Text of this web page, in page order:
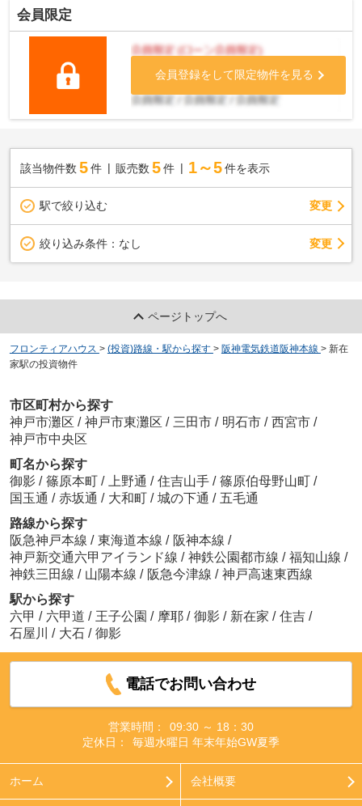
会員限定
会員登録をして限定物件を見る
該当物件数 5件 販売数 5 件 1～5 件を表示
駅で絞り込む 変更
絞り込み条件： なし 変更
ページトップへ
フロンティアハウス > (投資)路線・駅から探す > 阪神電気鉄道阪神本線 > 新在
家駅の投資物件
市区町村から探す
神戸市灘区 / 神戸市東灘区 / 三田市 / 明石市 / 西宮市 /
神戸市中央区
町名から探す
御影 / 篠原本町 / 上野通 / 住吉山手 / 篠原伯母野山町 /
国玉通 / 赤坂通 / 大和町 / 城の下通 / 五毛通
路線から探す
阪急神戸本線 / 東海道本線 / 阪神本線 /
神戸新交通六甲アイランド線 / 神鉄公園都市線 / 福知山線 /
神鉄三田線 / 山陽本線 / 阪急今津線 / 神戸高速東西線
駅から探す
六甲 / 六甲道 / 王子公園 / 摩耶 / 御影 / 新在家 / 住吉 /
石屋川
/ 大石 / 御影
電話でお問い合わせ
営業時間：
09:30 ～ 18：30
定休日：
毎週水曜日 年末年始GW夏季
ホーム 会社概要